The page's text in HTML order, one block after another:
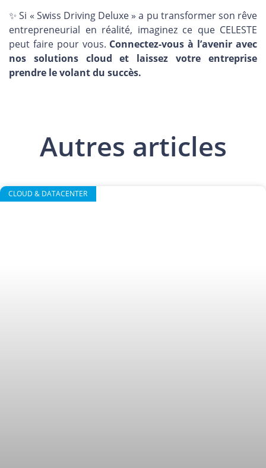
✨ Si « Swiss Driving Deluxe » a pu transformer son rêve
entrepreneurial en réalité, imaginez ce que CELESTE
peut faire pour vous. Connectez-vous à l’avenir avec
nos solutions cloud et laissez votre entreprise
prendre le volant du succès.
Autres articles
CLOUD & DATACENTER